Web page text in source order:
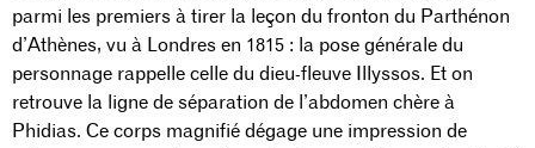
parmi les premiers à tirer la leçon du fronton du Parthénon
d’Athènes, vu à Londres en 1815 : la pose générale du
personnage rappelle celle du dieu-fleuve Illyssos. Et on
retrouve la ligne de séparation de l’abdomen chère à
Phidias. Ce corps magnifié dégage une impression de